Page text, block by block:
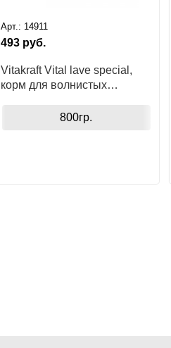
Арт.: 14911
493 руб.
Vitakraft Vital lave special,
корм для волнистых
800гр.